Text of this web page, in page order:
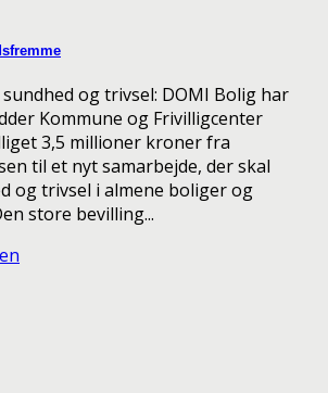
og trivsel: DOMI Bolig har
Kommune og Frivilligcenter
3,5 millioner kroner fra
til et nyt samarbejde, der skal
og trivsel i almene boliger og
store bevilling...